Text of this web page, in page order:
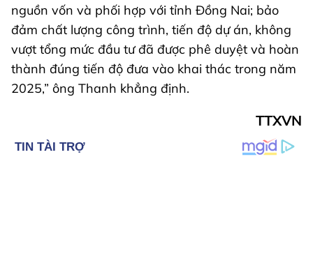
nguồn vốn và phối hợp với tỉnh Đồng Nai; bảo
đảm chất lượng công trình, tiến độ dự án, không
vượt tổng mức đầu tư đã được phê duyệt và hoàn
thành đúng tiến độ đưa vào khai thác trong năm
2025,” ông Thanh khẳng định.
TTXVN